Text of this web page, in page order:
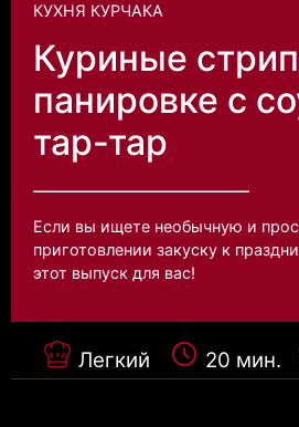
КУХНЯ КУРЧАКА
Куриные
панировке с
тар-тар
Если вы ищете необычную и
приготовлении закуску к
этот выпуск для вас!
Легкий 20 мин.